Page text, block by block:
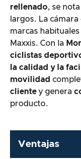
rellenado, se
largos. La
marcas
Maxxis. Con la
ciclistas
la calidad y la
movilidad
cliente y genera
producto.
Ventajas